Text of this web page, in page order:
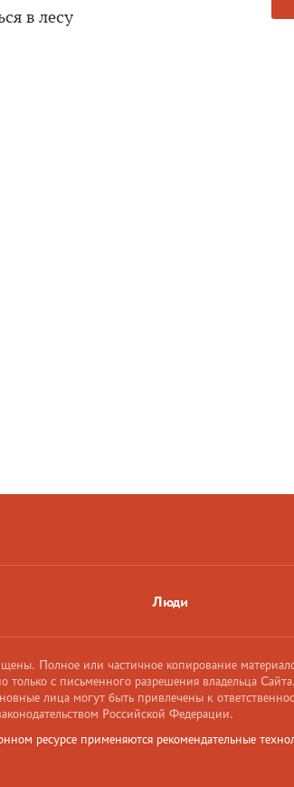
в лесу
Люди
Полное или частичное копирование
только с письменного разрешения владельца
лица могут быть привлечены к
Российской Федерации.
ресурсе применяются рекомендательные